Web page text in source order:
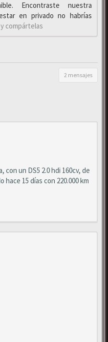
Encontraste nuestra
en privado no habrías
compártelas
2 mensajes
un DS5 2.0 hdi 160cv, de
15 días con 220.000 km